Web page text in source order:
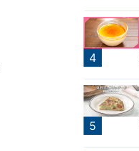
4
5